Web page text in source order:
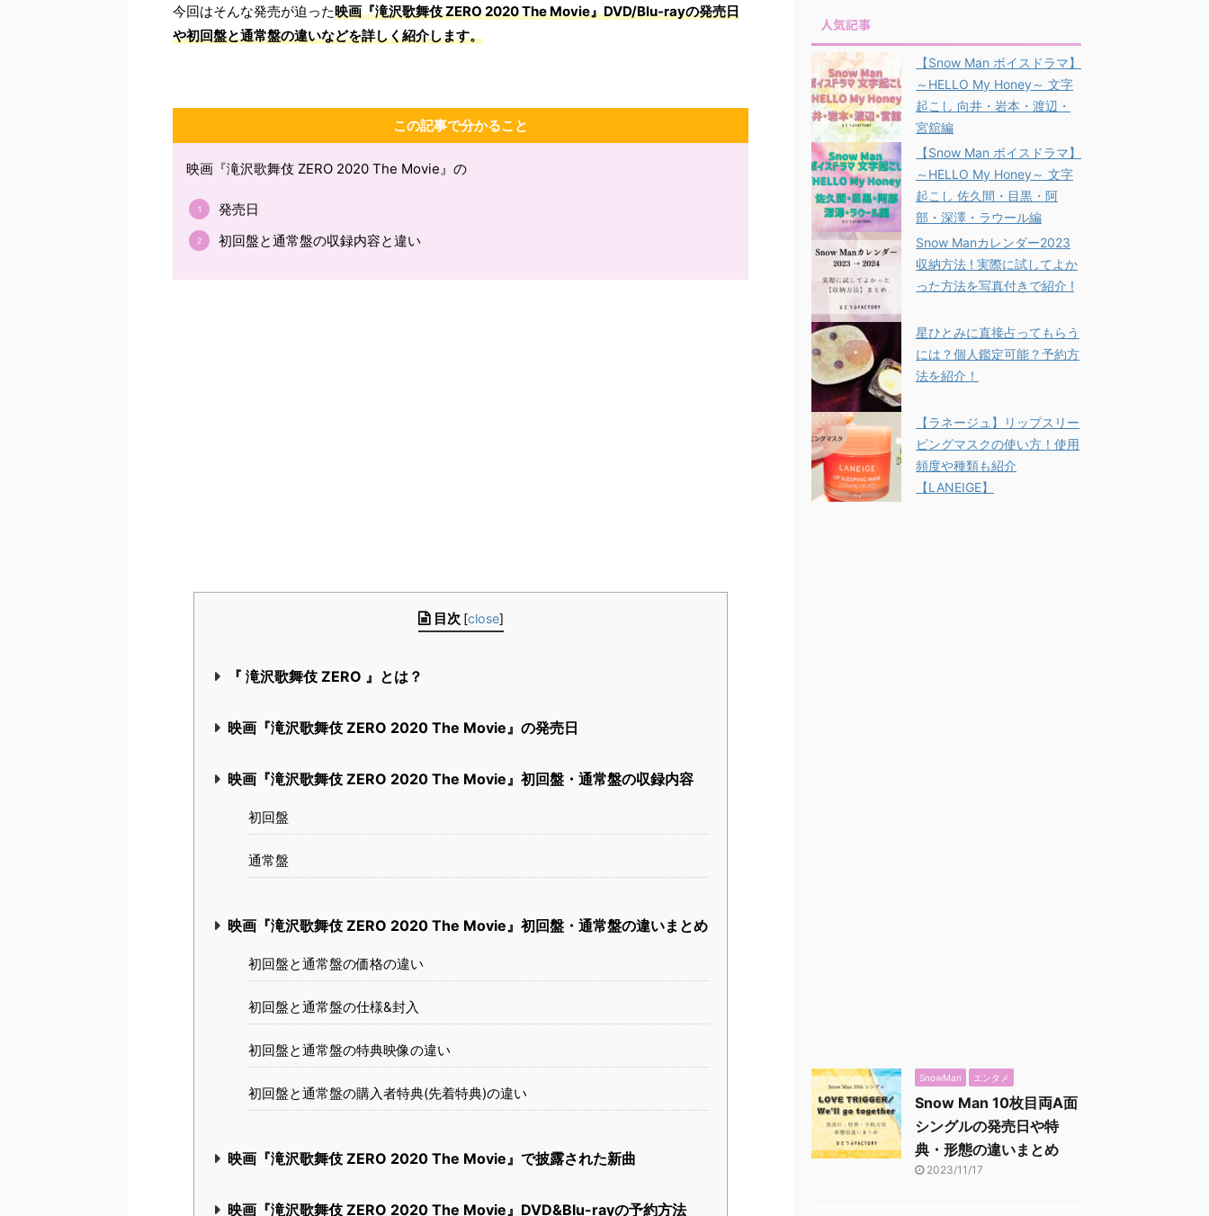
今回はそんな発売が迫った映画『滝沢歌舞伎 ZERO 2020 The Movie』DVD/Blu-rayの発売日
や初回盤と通常盤の違いなどを詳しく紹介します。
この記事で分かること
映画『滝沢歌舞伎 ZERO 2020 The Movie』の
発売日
初回盤と通常盤の収録内容と違い
目次 [close]
『 滝沢歌舞伎 ZERO 』とは？
映画『滝沢歌舞伎 ZERO 2020 The Movie』の発売日
映画『滝沢歌舞伎 ZERO 2020 The Movie』初回盤・通常盤の収録内容
初回盤
通常盤
映画『滝沢歌舞伎 ZERO 2020 The Movie』初回盤・通常盤の違いまとめ
初回盤と通常盤の価格の違い
初回盤と通常盤の仕様&封入
初回盤と通常盤の特典映像の違い
初回盤と通常盤の購入者特典(先着特典)の違い
映画『滝沢歌舞伎 ZERO 2020 The Movie』で披露された新曲
映画『滝沢歌舞伎 ZERO 2020 The Movie』DVD&Blu-rayの予約方法
人気記事
【Snow Man ボイスドラマ】
～HELLO My Honey～ 文字
起こし 向井・岩本・渡辺・
宮舘編
【Snow Man ボイスドラマ】
～HELLO My Honey～ 文字
起こし 佐久間・目黒・阿
部・深澤・ラウール編
Snow Manカレンダー2023
収納方法 ! 実際に試してよか
った方法を写真付きで紹介 !
星ひとみに直接占ってもらう
には？個人鑑定可能？予約方
法を紹介！
【ラネージュ】リップスリー
ピングマスクの使い方！使用
頻度や種類も紹介
【LANEIGE】
SnowMan エンタメ
Snow Man 10枚目両A面
シングルの発売日や特
典・形態の違いまとめ
2023/11/17